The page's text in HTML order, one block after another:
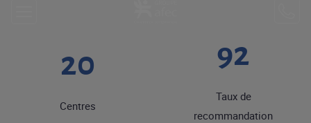
20
Centres
92
Taux de
recommandation